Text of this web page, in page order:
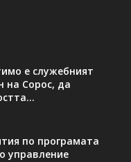
е служебният
на Сорос, да
по програмата
управление